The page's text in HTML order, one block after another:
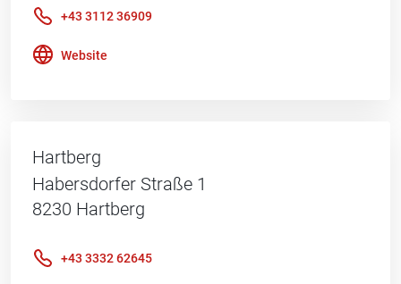
+43 3112 36909
Website
Hartberg
Habersdorfer Straße 1
8230 Hartberg
+43 3332 62645